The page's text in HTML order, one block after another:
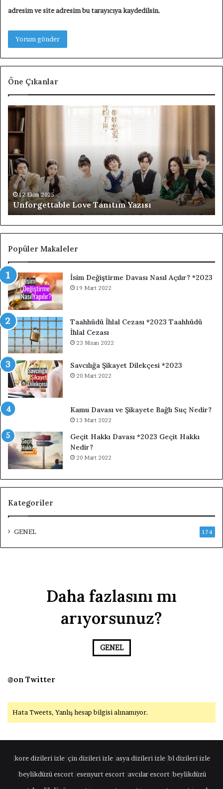
adresim ve site adresim bu tarayıcıya kaydedilsin.
Öne Çıkanlar
Unforgettable
Love
Tanıtım
12 Ekim 2025
Unforgettable Love Tanıtım Yazısı
Popüler Makaleler
İsim Değiştirme Davası Nasıl Açılır? *2023
19 Mart 2022
Taahhüdü İhlal Cezası *2023 Taahhüdü
İhlal Cezası
23 Nisan 2022
Savcılığa Şikayet Dilekçesi *2023
20 Mart 2022
Kamu Davası ve Şikayete Bağlı Suç Nedir?
13 Mart 2022
Geçit Hakkı Davası *2023 Geçit Hakkı
Nedir?
20 Mart 2022
Kategoriler
GENEL 174
Daha fazlasını mı
arıyorsunuz?
GENEL
@on Twitter
Hata Tweets, Yanlış hesap bilgisi alınamıyor.
kore dizileri izle çin dizileri izle asya dizileri izle |bl dizileri izle
|beylikdüzü escort esenyurt escort avcılar escort |beylikdüzü